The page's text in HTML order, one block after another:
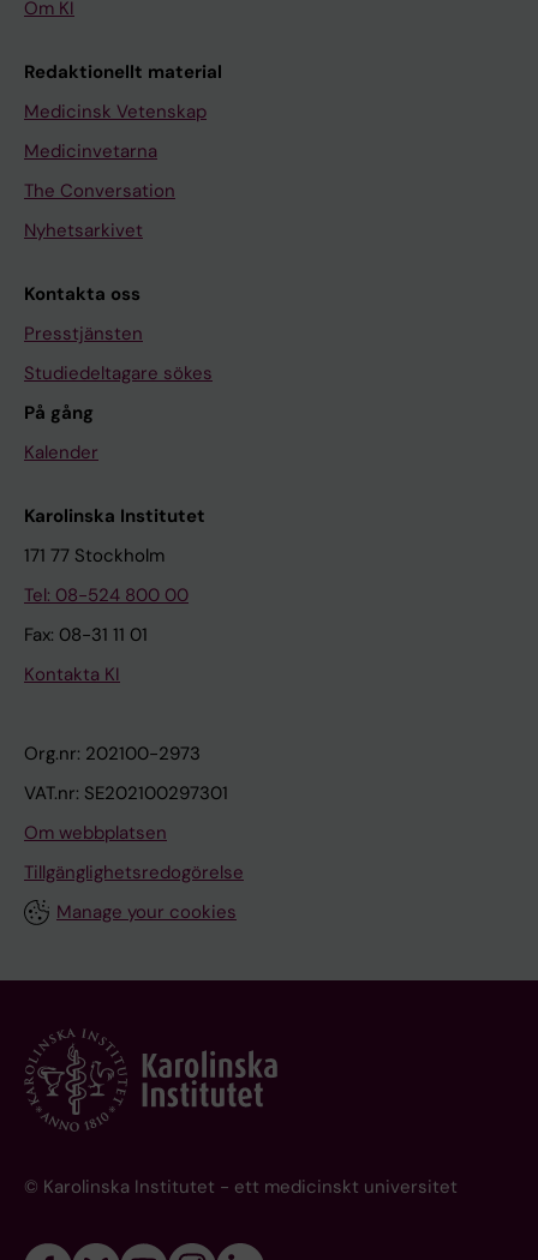
Om KI
Redaktionellt material
Medicinsk Vetenskap
Medicinvetarna
The Conversation
Nyhetsarkivet
Kontakta oss
Presstjänsten
Studiedeltagare sökes
På gång
Kalender
Karolinska Institutet
171 77 Stockholm
Tel: 08-524 800 00
Fax: 08-31 11 01
Kontakta KI
Org.nr: 202100-2973
VAT.nr: SE202100297301
Om webbplatsen
Tillgänglighetsredogörelse
Manage your cookies
© Karolinska Institutet - ett medicinskt universitet